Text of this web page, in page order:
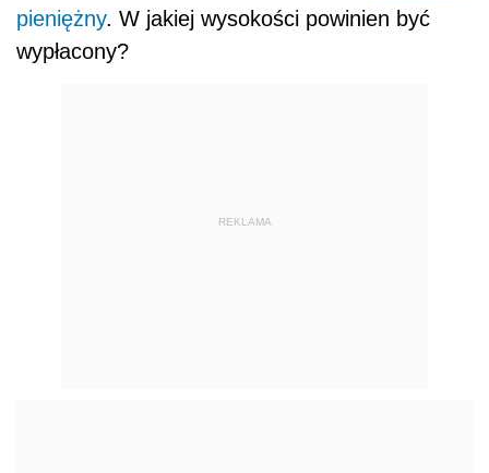
pieniężny. W jakiej wysokości powinien być
wypłacony?
REKLAMA